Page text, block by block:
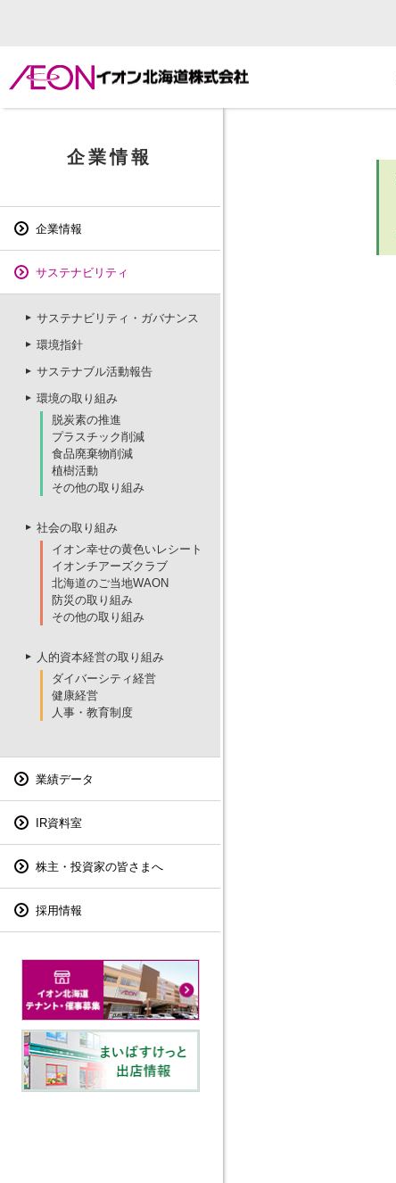
企業情報
企業情報
サステナビリティ
サステナビリティ・ガバナンス
環境指針
サステナブル活動報告
環境の取り組み
脱炭素の推進
プラスチック削減
食品廃棄物削減
植樹活動
その他の取り組み
社会の取り組み
イオン幸せの黄色いレシート
イオンチアーズクラブ
北海道のご当地WAON
防災の取り組み
その他の取り組み
人的資本経営の取り組み
ダイバーシティ経営
健康経営
人事・教育制度
業績データ
IR資料室
株主・投資家の皆さまへ
採用情報